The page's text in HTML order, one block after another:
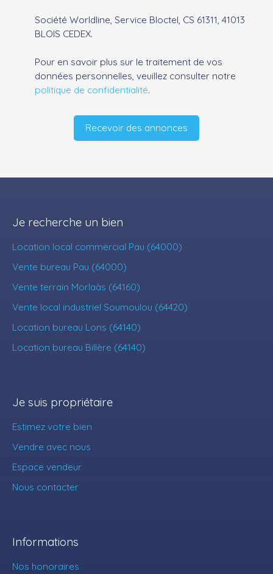
Société Worldline, Service Bloctel, CS 61311, 41013
BLOIS CEDEX.
Pour en savoir plus sur le traitement de vos
données personnelles, veuillez consulter notre
politique de confidentialité.
Recevoir des annonces
Je recherche un bien
Location local commercial Pau (64000)
Vente bureau Pau (64000)
Vente terrain Morlaàs (64160)
Vente local industriel Soumoulou (64420)
Location bureau Lons (64140)
Location bureau Billère (64140)
Je suis propriétaire
Estimez votre bien
Vendre avec nous
Espace vendeur
Nous contacter
Informations
Nos honoraires